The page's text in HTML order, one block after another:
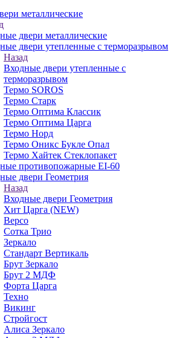
металлические
двери металлические
двери утепленные с терморазрывом
Назад
Входные двери утепленные с
терморазрывом
Термо SOROS
Термо Старк
Термо Оптима Классик
Термо Оптима Царга
Термо Норд
Термо Оникс Букле Опал
Термо Хайтек Стеклопакет
противопожарные EI-60
двери Геометрия
Назад
Входные двери Геометрия
Хит Царга (NEW)
Версо
Сотка Трио
Зеркало
Стандарт Вертикаль
Брут Зеркало
Брут 2 МДФ
Форта Царга
Техно
Викинг
Стройгост
Алиса Зеркало